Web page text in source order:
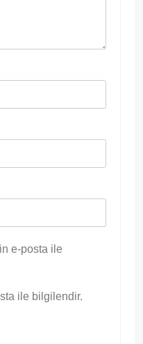
e-posta ile
ile bilgilendir.